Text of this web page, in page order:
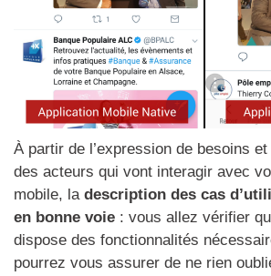
À partir de l’expression de besoins
des acteurs qui vont interagir avec
mobile, la description des cas
en bonne voie : vous allez vérifier
dispose des fonctionnalités
pourrez vous assurer de ne rien